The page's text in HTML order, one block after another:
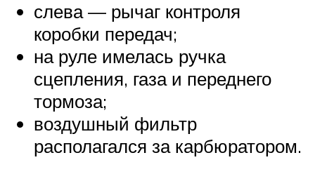
слева — рычаг контроля
коробки передач;
на руле имелась ручка
сцепления, газа и переднего
тормоза;
воздушный фильтр
располагался за карбюратором.